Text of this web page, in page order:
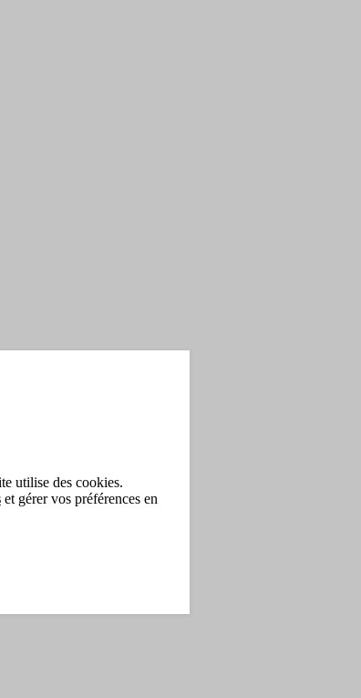
utilise des cookies.
et gérer vos préférences en